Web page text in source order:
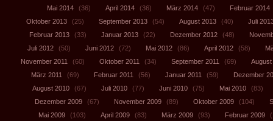
Mai 2014
(36) April 2014 (36) März 2014 (47) Februar 2014
Oktober 2013
(25) September 2013 (54) August 2013 (40)
Juli
Februar 2013
(33) Januar 2013 (22) Dezember 2012 (48)
Juli 2012
(50) Juni 2012 (72) Mai 2012 (86) April 2012 (58)
November 2011
(60) Oktober 2011 (34) September 2011 (69)
August
März 2011
(69) Februar 2011 (56) Januar 2011 (59)
Dezember
August 2010
(67) Juli 2010 (77) Juni 2010 (75) Mai 2010
(83)
Dezember 2009
(67) November 2009 (89) Oktober 2009 (104)
Mai 2009
(103) April 2009 (83) März 2009 (93) Februar 2009